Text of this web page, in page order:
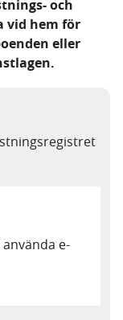
och
vid hem för
eller
e-